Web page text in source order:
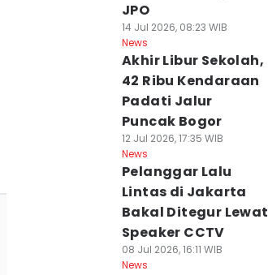
JPO
14 Jul 2026, 08:23 WIB
News
Akhir Libur Sekolah,
42 Ribu Kendaraan
Padati Jalur
Puncak Bogor
12 Jul 2026, 17:35 WIB
News
Pelanggar Lalu
Lintas di Jakarta
Bakal Ditegur Lewat
Speaker CCTV
08 Jul 2026, 16:11 WIB
News